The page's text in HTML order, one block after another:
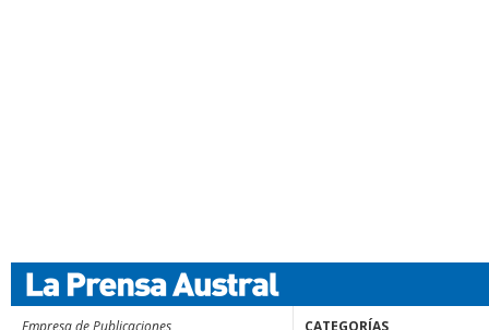
Empresa de Publicaciones
CATEGORÍAS